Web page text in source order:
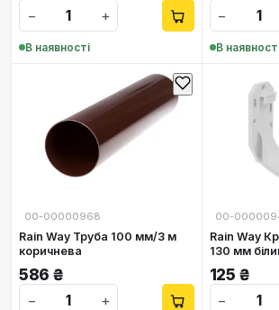
−
+
В наявності
−
В
00-00000968
Rain Way Труба 100 мм/3 м
коричнева
586 ₴
−
+
00-
Rain Way
130 мм
125 ₴
−